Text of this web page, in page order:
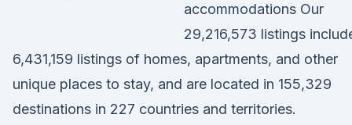
accommodations Our
29,216,573 listings
6,431,159 listings of homes, apartments, and other
unique places to stay, and are located in 155,329
destinations in 227 countries and territories.